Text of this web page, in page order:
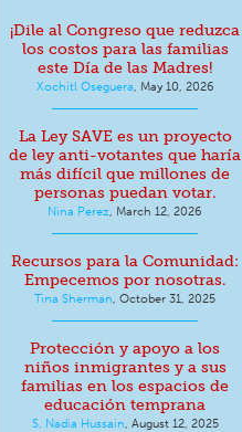
¡Dile al Congreso que reduzca
los costos para las familias
este Día de las Madres!
Xochitl Oseguera May 10, 2026
La Ley SAVE es un proyecto
de ley anti-votantes que haría
más difícil que millones de
personas puedan votar.
Nina Perez March 12, 2026
Recursos para la Comunidad:
Empecemos por nosotras.
Tina Sherman October 31, 2025
Protección y apoyo a los
niños inmigrantes y a sus
familias en los espacios de
educación temprana
S. Nadia Hussain August 12, 2025